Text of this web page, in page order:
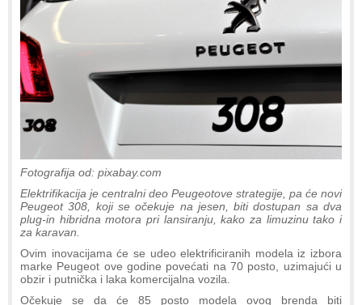
Fotografija od: pixabay.com
Elektrifikacija je centralni deo Peugeotove strategije, pa će novi
Peugeot 308, koji se očekuje na jesen, biti dostupan sa dva
plug-in hibridna motora pri lansiranju, kako za limuzinu tako i
za karavan.
Ovim inovacijama će se udeo elektrificiranih modela iz izbora
marke Peugeot ove godine povećati na 70 posto, uzimajući u
obzir i putnička i laka komercijalna vozila.
Očekuje se da će 85 posto modela ovog brenda biti